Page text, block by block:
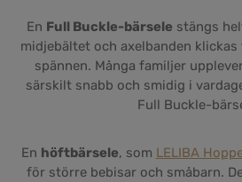
En Full Buckle-bärsele stängs
midjebältet och axelbanden
spännen. Många familjer
särskilt snabb och smidig i
Full Buckle-
En höftbärsele, som LELIBA
för större bebisar och småbarn.